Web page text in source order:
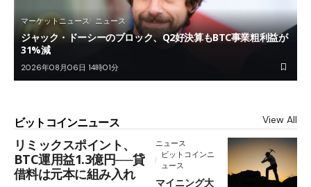
マーケットニュース ニュース
ジャック・ドーシーのブロック、Q2好決算もBTC事業粗利益が
31%減
2026年08月06日 14時01分
ビットコインニュース View All
リミックスポイント、
BTC運用益1.3億円──貸
借料は元本に組み入れ
ニュース
ビットコインニ
ュース
マイニング大